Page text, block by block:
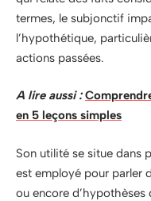
termes, le subjonctif
l’hypothétique,
actions passées.
A lire aussi :
en 5 leçons simples
Son utilité se situe dans
est employé pour parler
ou encore d’hypothèses